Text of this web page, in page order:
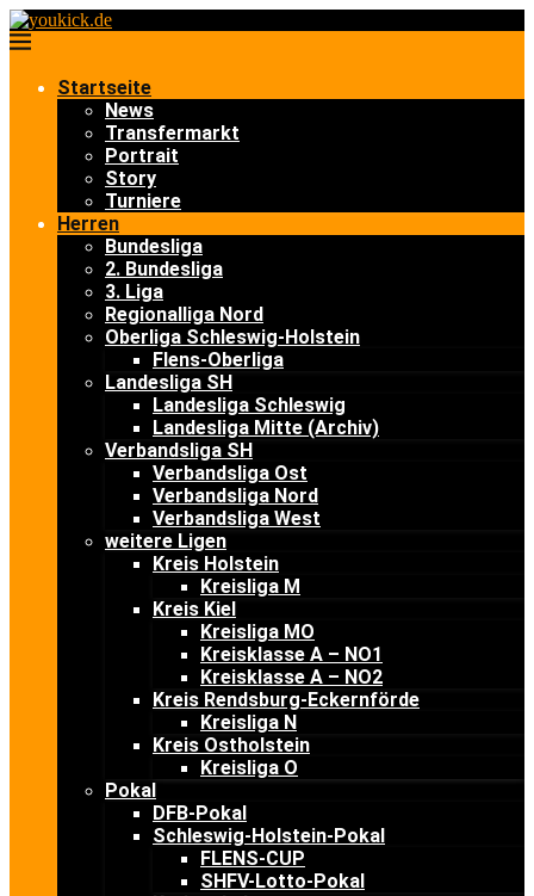
Startseite
News
Transfermarkt
Portrait
Story
Turniere
Herren
Bundesliga
2. Bundesliga
3. Liga
Regionalliga Nord
Oberliga Schleswig-Holstein
Flens-Oberliga
Landesliga SH
Landesliga Schleswig
Landesliga Mitte (Archiv)
Verbandsliga SH
Verbandsliga Ost
Verbandsliga Nord
Verbandsliga West
weitere Ligen
Kreis Holstein
Kreisliga M
Kreis Kiel
Kreisliga MO
Kreisklasse A – NO1
Kreisklasse A – NO2
Kreis Rendsburg-Eckernförde
Kreisliga N
Kreis Ostholstein
Kreisliga O
Pokal
DFB-Pokal
Schleswig-Holstein-Pokal
FLENS-CUP
SHFV-Lotto-Pokal